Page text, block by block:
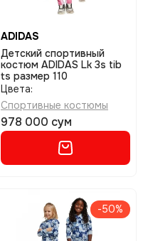
ADIDAS
Детский спортивный
костюм ADIDAS Lk 3s tib
ts размер 110
Цвета:
Спортивные костюмы
978 000 сум
-50%